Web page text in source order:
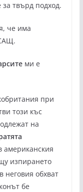
твърд подход.
че има
ми е
при
този къс
на
американския
изпирането
неговия обхват
бе